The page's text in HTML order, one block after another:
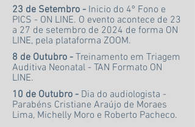
23 de Setembro - Inicio do 4º Fono e
PICS - ON LINE. O evento acontece de 23
a 27 de setembro de 2024 de forma ON
LINE, pela plataforma ZOOM.
8 de Outubro - Treinamento em Triagem
Auditiva Neonatal - TAN Formato ON
LINE.
10 de Outubro - Dia do audiologista -
Parabéns Cristiane Araújo de Moraes
Lima, Michelly Moro e Roberto Pacheco.